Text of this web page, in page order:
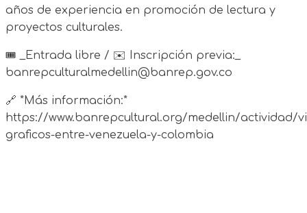
años de experiencia en promoción de lectura y
proyectos culturales.
🎟 _Entrada libre / ✉️ Inscripción previa:_
banrepculturalmedellin@banrep.gov.co
🔗 *Más información:*
https://www.banrepcultural.org/medellin/actividad/
graficos-entre-venezuela-y-colombia